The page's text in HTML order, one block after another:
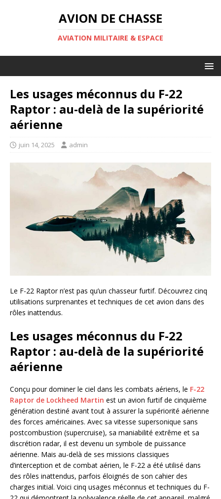
AVION DE CHASSE
AVIATION MILITAIRE & ESPACE
Les usages méconnus du F-22
Raptor : au-delà de la supériorité
aérienne
juin 14, 2025 admin
Le F-22 Raptor n’est pas qu’un chasseur furtif. Découvrez cinq
utilisations surprenantes et techniques de cet avion dans des
rôles inattendus.
Les usages méconnus du F-22
Raptor : au-delà de la supériorité
aérienne
Conçu pour dominer le ciel dans les combats aériens, le F-22
Raptor de Lockheed Martin est un avion furtif de cinquième
génération destiné avant tout à assurer la supériorité aérienne
des forces américaines. Avec sa vitesse supersonique sans
postcombustion (supercruise), sa maniabilité extrême et sa
discrétion radar, il est devenu un symbole de puissance
aérienne. Mais au-delà de ses missions classiques
d’interception et de combat aérien, le F-22 a été utilisé dans
des rôles inattendus, parfois éloignés de son cahier des
charges initial. Voici cinq usages méconnus et techniques du F-